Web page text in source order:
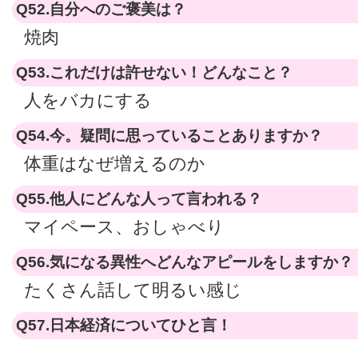
Q52.自分へのご褒美は？
焼肉
Q53.これだけは許せない！どんなこと？
人をバカにする
Q54.今。疑問に思っていることありますか？
体重はなぜ増えるのか
Q55.他人にどんな人って言われる？
マイペース、おしゃべり
Q56.気になる異性へどんなアピールをしますか？
たくさん話して明るい感じ
Q57.日本経済についてひと言！